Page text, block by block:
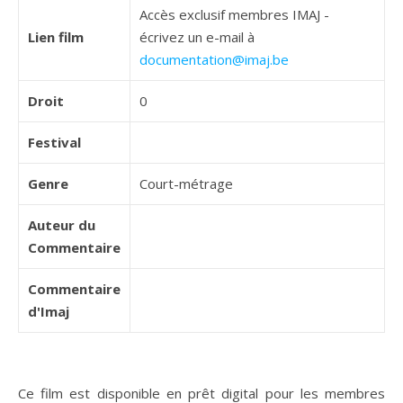
Lien film
Accès exclusif membres IMAJ -
écrivez un e-mail à
documentation@imaj.be
Droit 0
Festival
Genre Court-métrage
Auteur du
Commentaire
Commentaire
d'Imaj
Ce film est disponible en prêt digital pour les membres